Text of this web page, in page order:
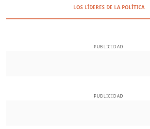
LOS LÍDERES DE LA POLÍTICA
PUBLICIDAD
PUBLICIDAD